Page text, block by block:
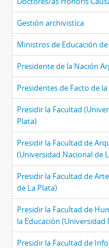
Gestión archivistíca
Ministros de Educación
Presidente de la Nación
Presidentes de Facto de
Presidir la Facultad
Plata)
Presidir la Facultad de
(Universidad Nacional de
Presidir la Facultad de
de La Plata)
Presidir la Facultad de
la Educación (Universidad
Presidir la Facultad de